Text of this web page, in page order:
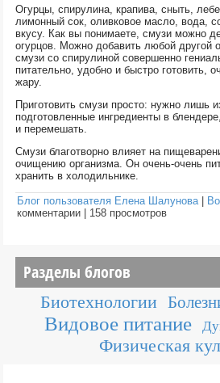
Огурцы, спирулина, крапива, сныть,
лимонный сок, оливковое масло, вода,
вкусу. Как вы понимаете, смузи можно
огурцов. Можно добавить любой другой
смузи со спирулиной совершенно
питательно, удобно и быстро готовить,
жару.
Приготовить смузи просто: нужно лишь
подготовленные ингредиенты в
и перемешать.
Смузи благотворно влияет на
очищению организма. Он очень-очень
хранить в холодильнике.
Блог пользователя Елена Шалунова|
комментарии
158 просмотров
Разделы блогов
Биотехнологии
Видовое питание
Физическая